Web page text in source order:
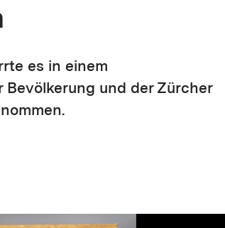
es in einem
Bevölkerung und der Zürcher